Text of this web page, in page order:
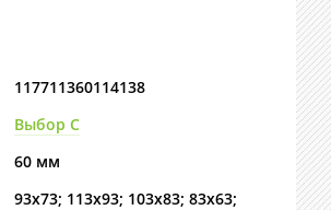
117711360114138
Выбор С
60 мм
93х73; 113х93; 103х83; 83х63;